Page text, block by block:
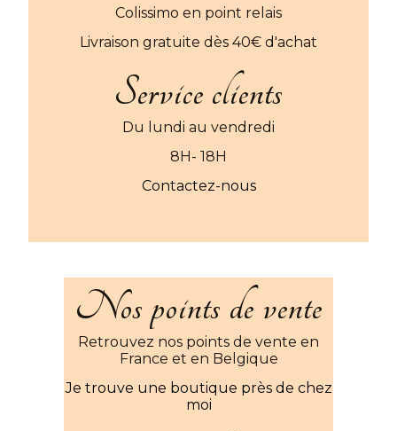
Colissimo en point relais
Livraison gratuite dès 40€ d'achat
Service clients
Du lundi au vendredi
8H- 18H
Contactez-nous
Nos points de vente
Retrouvez nos points de vente en
France et en Belgique
Je trouve une boutique près de chez
moi